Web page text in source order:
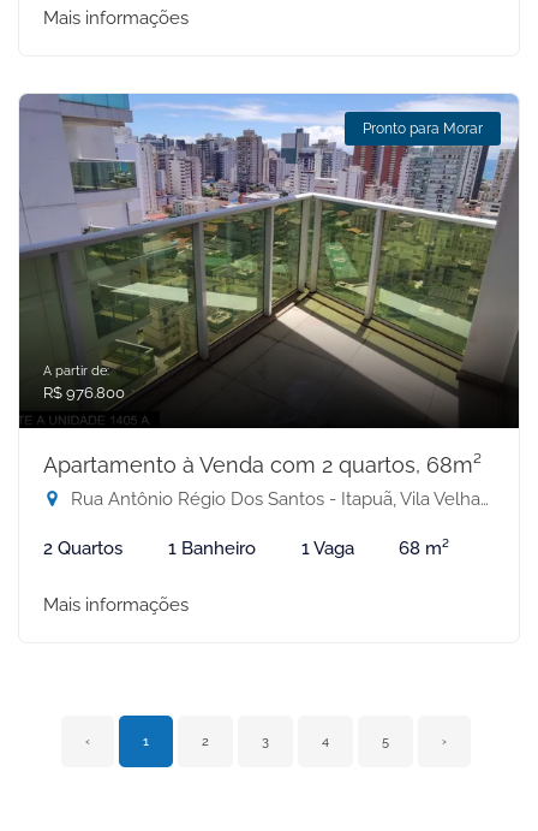
Mais informações
Pronto para Morar
A partir de:
R$ 976.800
Apartamento à Venda com 2 quartos, 68m²
Rua Antônio Régio Dos Santos - Itapuã, Vila Velha-ES
2 Quartos 1 Banheiro 1 Vaga 68 m²
Mais informações
‹ 1 2 3 4 5 ›